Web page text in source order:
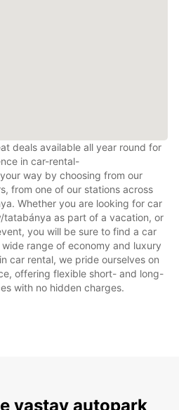
deals available all year round for
in car-rental-
way by choosing from our
from one of our stations across
Whether you are looking for car
tatabánya as part of a vacation, or
you will be sure to find a car
range of economy and luxury
car rental, we pride ourselves on
offering flexible short- and long-
with no hidden charges.
vastav autopark